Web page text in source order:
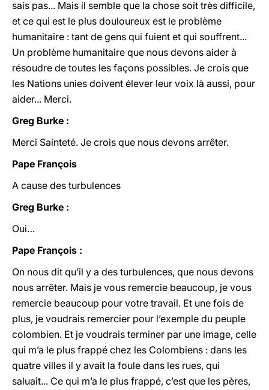
sais pas... Mais il semble que la chose soit très difficile,
et ce qui est le plus douloureux est le problème
humanitaire : tant de gens qui fuient et qui souffrent...
Un problème humanitaire que nous devons aider à
résoudre de toutes les façons possibles. Je crois que
les Nations unies doivent élever leur voix là aussi, pour
aider... Merci.
Greg Burke :
Merci Sainteté. Je crois que nous devons arrêter.
Pape François
A cause des turbulences
Greg Burke :
Oui…
Pape François :
On nous dit qu’il y a des turbulences, que nous devons
nous arrêter. Mais je vous remercie beaucoup, je vous
remercie beaucoup pour votre travail. Et une fois de
plus, je voudrais remercier pour l’exemple du peuple
colombien. Et je voudrais terminer par une image, celle
qui m’a le plus frappé chez les Colombiens : dans les
quatre villes il y avait la foule dans les rues, qui
saluait... Ce qui m’a le plus frappé, c’est que les pères,